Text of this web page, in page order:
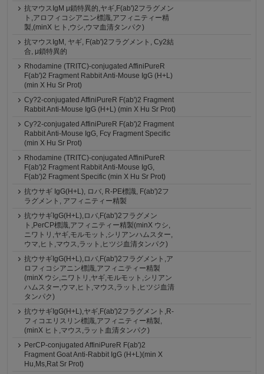
抗マウスIgM μ鎖特異的,ヤギ,F(ab')2フラグメン
ト,アロフィコシアニン標識,アフィニティー精
製,(minX ヒト,ウシ,ウマ血清タンパク)
抗マウスIgM, ヤギ, F(ab')2フラグメント, Cy2結
合, μ鎖特異的
Rhodamine (TRITC)-conjugated AffiniPureR
F(ab')2 Fragment Rabbit Anti-Mouse IgG (H+L)
(min X Hu Sr Prot)
Cy?2-conjugated AffiniPureR F(ab')2 Fragment
Rabbit Anti-Mouse IgG (H+L) (min X Hu Sr Prot)
Cy?2-conjugated AffiniPureR F(ab')2 Fragment
Rabbit Anti-Mouse IgG, Fcγ Fragment Specific
(min X Hu Sr Prot)
Rhodamine (TRITC)-conjugated AffiniPureR
F(ab')2 Fragment Rabbit Anti-Mouse IgG,
F(ab')2 Fragment Specific (min X Hu Sr Prot)
抗ウサギ IgG(H+L), ロバ, R-PE標識, F(ab')2フ
ラグメント, アフィニティー精製
抗ウサギIgG(H+L),ロバ,F(ab')2フラグメン
ト,PerCP標識,アフィニティー精製(minX ウシ,
ニワトリ,ヤギ,モルモット,シリアンハムスター,
ウマ,ヒト,マウス,ラット,ヒツジ血清タンパク)
抗ウサギIgG(H+L),ロバ,F(ab')2フラグメント,ア
ロフィコシアニン標識,アフィニティー精製
(minX ウシ,ニワトリ,ヤギ,モルモット,シリアン
ハムスター,ウマ,ヒト,マウス,ラット,ヒツジ血清
タンパク)
抗ウサギIgG(H+L),ヤギ,F(ab')2フラグメント,R-
フィコエリスリン標識,アフィニティー精製,
(minX ヒト,マウス,ラット血清タンパク)
PerCP-conjugated AffiniPureR F(ab')2
Fragment Goat Anti-Rabbit IgG (H+L)(min X
Hu,Ms,Rat Sr Prot)